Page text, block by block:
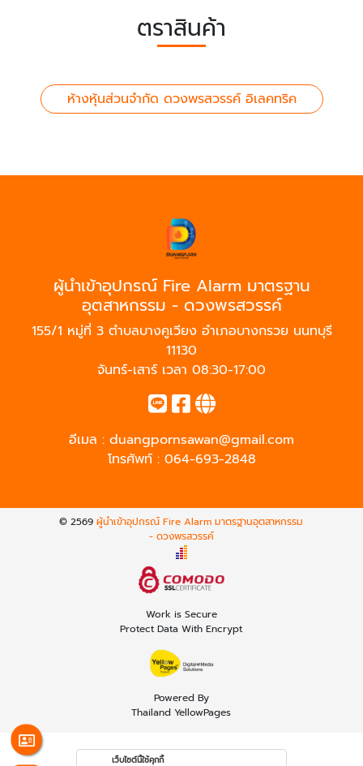
ตราสินค้า
ห้างหุ้นส่วนจำกัด ดวงพรสวรรค์ อิเลคทริค
ผู้นำเข้าอุปกรณ์ Fire Alarm มาตรฐาน
อุตสาหกรรม - ดวงพรสวรรค์
155/1 หมู่ที่ 3 ตำบลบางคูเวียง อำเภอบางกรวย นนทบุรี
11130
จันทร์-เสาร์ เวลา 08:30-17:00
อีเมล : duangpornsawan@gmail.com
โทรศัพท์ : 064-693-2848
© 2569ผู้นำเข้าอุปกรณ์ Fire Alarm มาตรฐานอุตสาหกรรม
- ดวงพรสวรรค์
Work is Secure
Protect Data With Encrypt
Powered By
Thailand YellowPages
เว็บไซต์นี้ใช้คุกกี้